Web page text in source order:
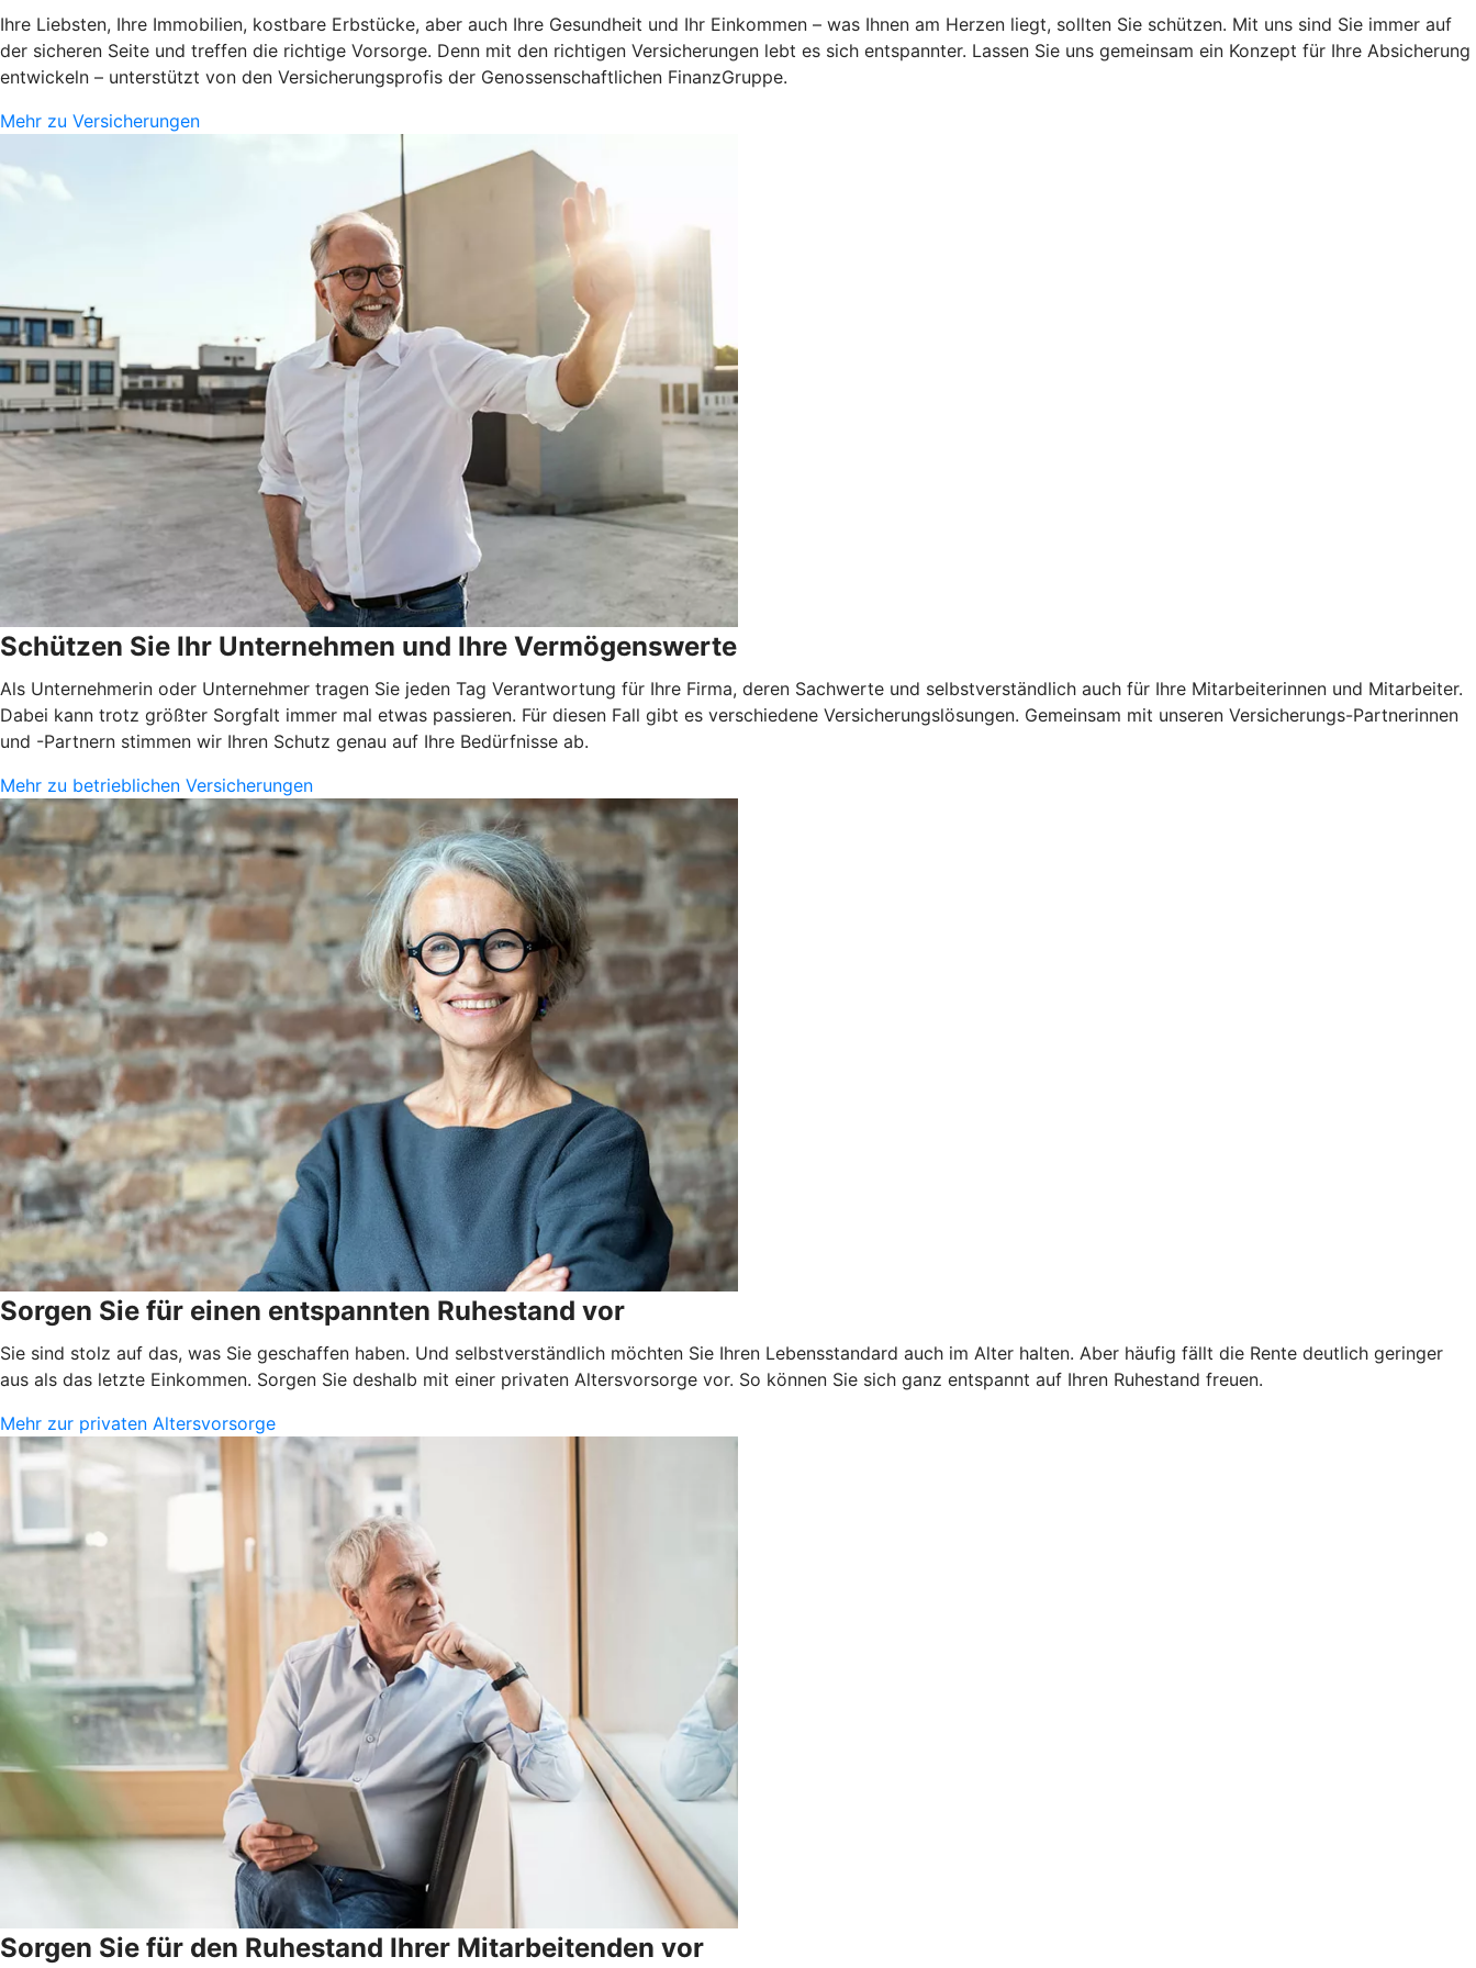
Ihre Liebsten, Ihre Immobilien, kostbare Erbstücke, aber auch Ihre Gesundheit und Ihr Einkommen – was Ihnen am Herzen liegt, sollten Sie schützen. Mit uns sind Sie immer auf
der sicheren Seite und treffen die richtige Vorsorge. Denn mit den richtigen Versicherungen lebt es sich entspannter. Lassen Sie uns gemeinsam ein Konzept für Ihre Absicherung
entwickeln – unterstützt von den Versicherungsprofis der Genossenschaftlichen FinanzGruppe.
Mehr zu Versicherungen
Schützen Sie Ihr Unternehmen und Ihre Vermögenswerte
Als Unternehmerin oder Unternehmer tragen Sie jeden Tag Verantwortung für Ihre Firma, deren Sachwerte und selbstverständlich auch für Ihre Mitarbeiterinnen und Mitarbeiter.
Dabei kann trotz größter Sorgfalt immer mal etwas passieren. Für diesen Fall gibt es verschiedene Versicherungslösungen. Gemeinsam mit unseren Versicherungs-Partnerinnen
und -Partnern stimmen wir Ihren Schutz genau auf Ihre Bedürfnisse ab.
Mehr zu betrieblichen Versicherungen
Sorgen Sie für einen entspannten Ruhestand vor
Sie sind stolz auf das, was Sie geschaffen haben. Und selbstverständlich möchten Sie Ihren Lebensstandard auch im Alter halten. Aber häufig fällt die Rente deutlich geringer
aus als das letzte Einkommen. Sorgen Sie deshalb mit einer privaten Altersvorsorge vor. So können Sie sich ganz entspannt auf Ihren Ruhestand freuen.
Mehr zur privaten Altersvorsorge
Sorgen Sie für den Ruhestand Ihrer Mitarbeitenden vor